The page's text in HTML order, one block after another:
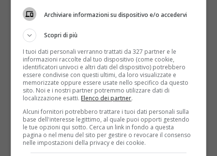
130 g di farina
90 g di burro
70 g di fecola di patate
50 g di zucchero
2 tuorli d’uovo
poco zucchero a velo
150 g di Nutella
Procedimento:
In una ciotola mescolate insiemeburro
Archiviare informazioni su dispositivo e/o accedervi
Scopri di più
I tuoi dati personali verranno trattati da 327 partner e le
informazioni raccolte dal tuo dispositivo (come cookie,
identificatori univoci e altri dati del dispositivo) potrebbero
essere condivise con questi ultimi, da loro visualizzate e
memorizzate oppure essere usate nello specifico da questo
sito. Noi e i nostri partner potremmo utilizzare dati di
localizzazione esatti. Elenco dei partner.
Alcuni fornitori potrebbero trattare i tuoi dati personali sulla
base dell'interesse legittimo, al quale puoi opporti gestendo
le tue opzioni qui sotto. Cerca un link in fondo a questa
pagina o nel menu del sito per gestire o revocare il consenso
nelle impostazioni della privacy e dei cookie.